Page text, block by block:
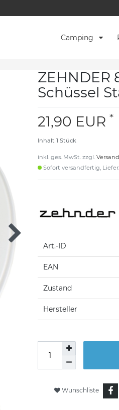
Camping
ZEHNDER
Schüssel
21,90 EUR *
Inhalt 1 Stück
inkl. ges. MwSt. zzgl.
Sofort versandfertig,
Art.-ID
EAN
Zustand
Hersteller
Wunschliste